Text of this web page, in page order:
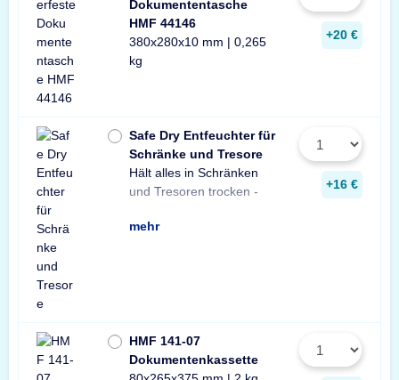
Dokumententasche
HMF 44146
380x280x10 mm | 0,265
kg
+20 €
Safe Dry Entfeuchter für
Schränke und Tresore
Hält alles in Schränken
und Tresoren trocken -
Praktischer Entfeuchter
aus Naturgranulat für
Tresore und Schränke
gegen Rost, Schimmel
mehr
+16 €
HMF 141-07
Dokumentenkassette